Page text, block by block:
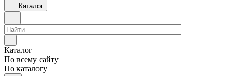
Каталог
Каталог
По всему сайту
По каталогу